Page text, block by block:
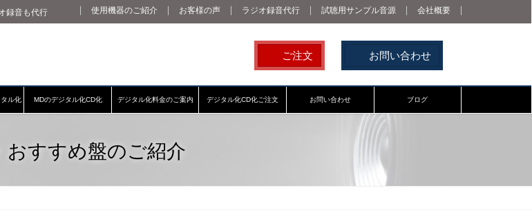
録音も代行 使用機器のご紹介 お客様の声 ラジオ録音代行 試聴用サンプル音源 会社概要
ご注文 お問い合わせ
ル化 MDのデジタル化CD化 デジタル化料金のご案内 デジタル化CD化ご注文 お問い合わせ ブログ
おすすめ盤のご紹介